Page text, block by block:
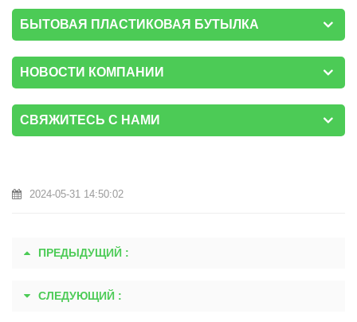
БЫТОВАЯ ПЛАСТИКОВАЯ БУТЫЛКА
НОВОСТИ КОМПАНИИ
СВЯЖИТЕСЬ С НАМИ
2024-05-31 14:50:02
ПРЕДЫДУЩИЙ :
СЛЕДУЮЩИЙ :